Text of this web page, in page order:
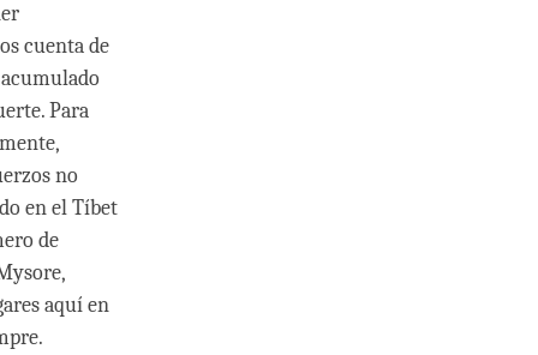
cuenta de
Para
no
en el Tíbet
de
aquí en